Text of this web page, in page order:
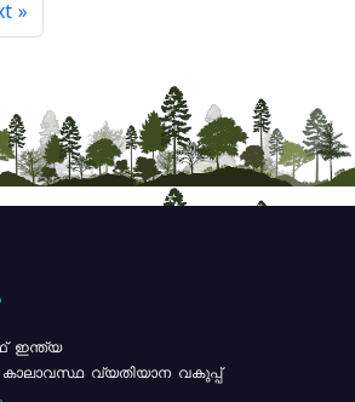
»
ഇന്ത്യ
കാലാവസ്ഥ വ്യതിയാന വകുപ്പ്